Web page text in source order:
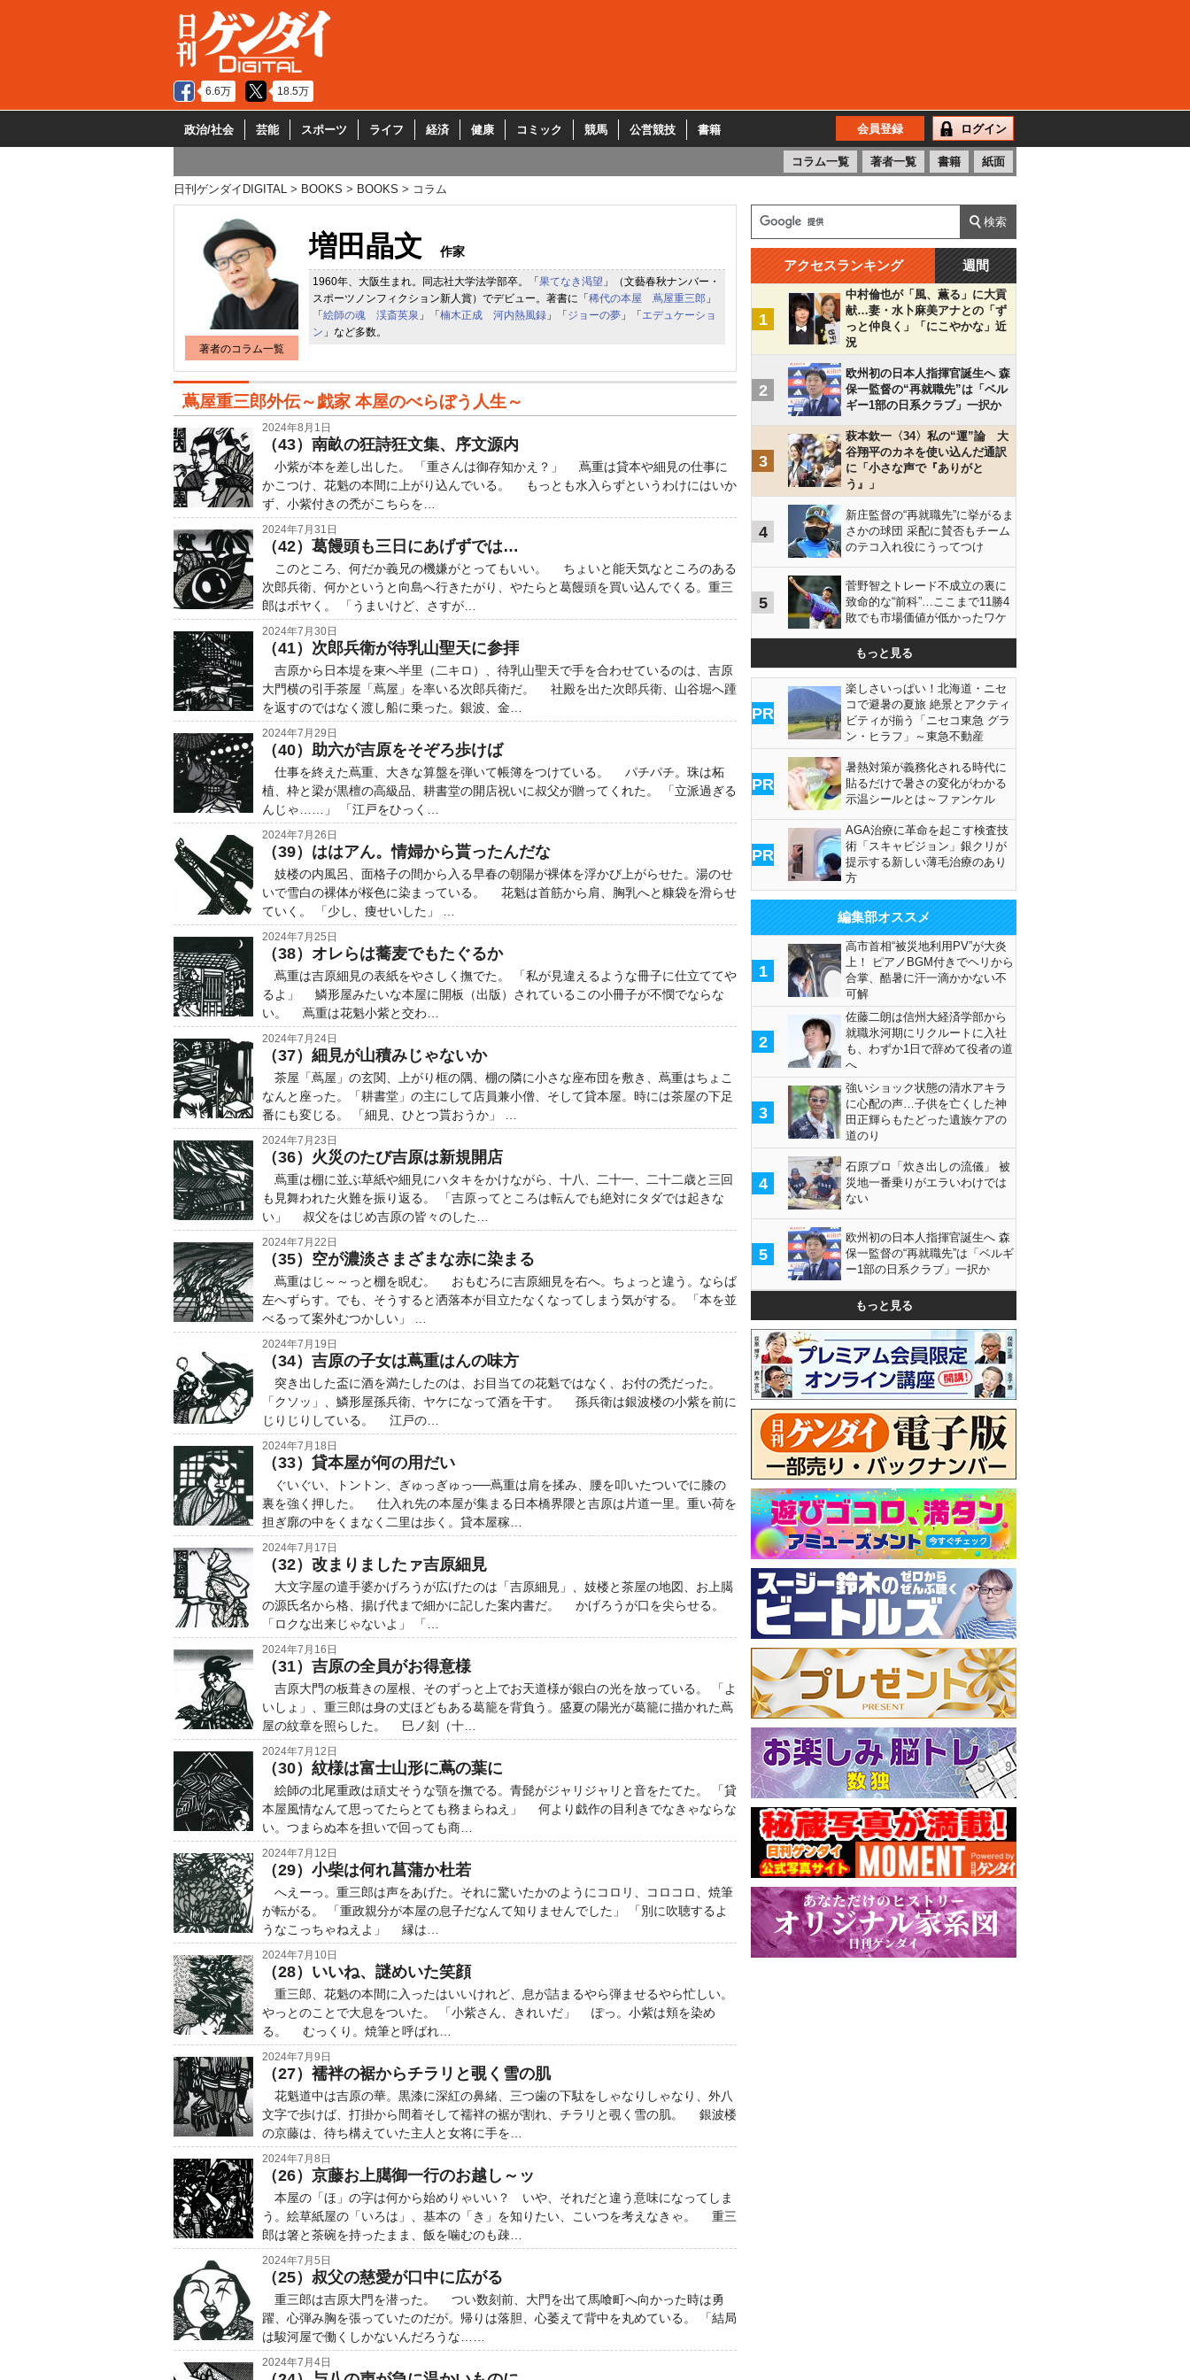
6.6万 18.5万
政治/社会 芸能 スポーツ ライフ 経済 健康 コミック 競馬 公営競技 書籍 会員登録 ログイン
コラム一覧 著者一覧 書籍 紙面
日刊ゲンダイDIGITAL BOOKS BOOKS コラム
著者のコラム一覧
増田晶文 作家
1960年、大阪生まれ。同志社大学法学部卒。「 果てなき渇望 」（文藝春秋ナンバー・
スポーツノンフィクション新人賞）でデビュー。著書に「 稀代の本屋 蔦屋重三郎 」
「 絵師の魂 渓斎英泉 」「 楠木正成 河内熱風録 」「 ジョーの夢 」「 エデュケーショ
ン 」など多数。
蔦屋重三郎外伝～戯家 本屋のべらぼう人生～
2024年8月1日
（43）南畝の狂詩狂文集、序文源内
小紫が本を差し出した。 「重さんは御存知かえ？」 蔦重は貸本や細見の仕事に
かこつけ、花魁の本間に上がり込んでいる。 もっとも水入らずというわけにはいか
ず、小紫付きの禿がこちらを…
2024年7月31日
（42）葛饅頭も三日にあげずでは…
このところ、何だか義兄の機嫌がとってもいい。 ちょいと能天気なところのある
次郎兵衛、何かというと向島へ行きたがり、やたらと葛饅頭を買い込んでくる。重三
郎はボヤく。 「うまいけど、さすが…
2024年7月30日
（41）次郎兵衛が待乳山聖天に参拝
吉原から日本堤を東へ半里（二キロ）、待乳山聖天で手を合わせているのは、吉原
大門横の引手茶屋「蔦屋」を率いる次郎兵衛だ。 社殿を出た次郎兵衛、山谷堀へ踵
を返すのではなく渡し船に乗った。銀波、金…
2024年7月29日
（40）助六が吉原をそぞろ歩けば
仕事を終えた蔦重、大きな算盤を弾いて帳簿をつけている。 パチパチ。珠は柘
植、枠と梁が黒檀の高級品、耕書堂の開店祝いに叔父が贈ってくれた。 「立派過ぎる
んじゃ……」 「江戸をひっく…
2024年7月26日
（39）ははアん。情婦から貰ったんだな
妓楼の内風呂、面格子の間から入る早春の朝陽が裸体を浮かび上がらせた。湯のせ
いで雪白の裸体が桜色に染まっている。 花魁は首筋から肩、胸乳へと糠袋を滑らせ
ていく。 「少し、痩せいした」 …
2024年7月25日
（38）オレらは蕎麦でもたぐるか
蔦重は吉原細見の表紙をやさしく撫でた。 「私が見違えるような冊子に仕立ててや
るよ」 鱗形屋みたいな本屋に開板（出版）されているこの小冊子が不憫でならな
い。 蔦重は花魁小紫と交わ…
2024年7月24日
（37）細見が山積みじゃないか
茶屋「蔦屋」の玄関、上がり框の隅、棚の隣に小さな座布団を敷き、蔦重はちょこ
なんと座った。「耕書堂」の主にして店員兼小僧、そして貸本屋。時には茶屋の下足
番にも変じる。 「細見、ひとつ貰おうか」 …
2024年7月23日
（36）火災のたび吉原は新規開店
蔦重は棚に並ぶ草紙や細見にハタキをかけながら、十八、二十一、二十二歳と三回
も見舞われた火難を振り返る。 「吉原ってところは転んでも絶対にタダでは起きな
い」 叔父をはじめ吉原の皆々のした…
2024年7月22日
（35）空が濃淡さまざまな赤に染まる
蔦重はじ～～っと棚を睨む。 おもむろに吉原細見を右へ。ちょっと違う。ならば
左へずらす。でも、そうすると洒落本が目立たなくなってしまう気がする。 「本を並
べるって案外むつかしい」 …
2024年7月19日
（34）吉原の子女は蔦重はんの味方
突き出した盃に酒を満たしたのは、お目当ての花魁ではなく、お付の禿だった。
「クソッ」、鱗形屋孫兵衛、ヤケになって酒を干す。 孫兵衛は銀波楼の小紫を前に
じりじりしている。 江戸の…
2024年7月18日
（33）貸本屋が何の用だい
ぐいぐい、トントン、ぎゅっぎゅっ──蔦重は肩を揉み、腰を叩いたついでに膝の
裏を強く押した。 仕入れ先の本屋が集まる日本橋界隈と吉原は片道一里。重い荷を
担ぎ廓の中をくまなく二里は歩く。貸本屋稼…
2024年7月17日
（32）改まりましたァ吉原細見
大文字屋の遣手婆かげろうが広げたのは「吉原細見」、妓楼と茶屋の地図、お上臈
の源氏名から格、揚げ代まで細かに記した案内書だ。 かげろうが口を尖らせる。
「ロクな出来じゃないよ」 「…
2024年7月16日
（31）吉原の全員がお得意様
吉原大門の板葺きの屋根、そのずっと上でお天道様が銀白の光を放っている。 「よ
いしょ」、重三郎は身の丈ほどもある葛籠を背負う。盛夏の陽光が葛籠に描かれた蔦
屋の紋章を照らした。 巳ノ刻（十…
2024年7月12日
（30）紋様は富士山形に蔦の葉に
絵師の北尾重政は頑丈そうな顎を撫でる。青髭がジャリジャリと音をたてた。 「貸
本屋風情なんて思ってたらとても務まらねえ」 何より戯作の目利きでなきゃならな
い。つまらぬ本を担いで回っても商…
2024年7月12日
（29）小柴は何れ菖蒲か杜若
へえーっ。重三郎は声をあげた。それに驚いたかのようにコロリ、コロコロ、焼筆
が転がる。 「重政親分が本屋の息子だなんて知りませんでした」 「別に吹聴するよ
うなこっちゃねえよ」 縁は…
2024年7月10日
（28）いいね、謎めいた笑顔
重三郎、花魁の本間に入ったはいいけれど、息が詰まるやら弾ませるやら忙しい。
やっとのことで大息をついた。 「小紫さん、きれいだ」 ぽっ。小紫は頬を染め
る。 むっくり。焼筆と呼ばれ…
2024年7月9日
（27）襦袢の裾からチラリと覗く雪の肌
花魁道中は吉原の華。黒漆に深紅の鼻緒、三つ歯の下駄をしゃなりしゃなり、外八
文字で歩けば、打掛から間着そして襦袢の裾が割れ、チラリと覗く雪の肌。 銀波楼
の京藤は、待ち構えていた主人と女将に手を…
2024年7月8日
（26）京藤お上臈御一行のお越し～ッ
本屋の「ほ」の字は何から始めりゃいい？ いや、それだと違う意味になってしま
う。絵草紙屋の「いろは」、基本の「き」を知りたい、こいつを考えなきゃ。 重三
郎は箸と茶碗を持ったまま、飯を噛むのも疎…
2024年7月5日
（25）叔父の慈愛が口中に広がる
重三郎は吉原大門を潜った。 つい数刻前、大門を出て馬喰町へ向かった時は勇
躍、心弾み胸を張っていたのだが。帰りは落胆、心萎えて背中を丸めている。 「結局
は駿河屋で働くしかないんだろうな……
2024年7月4日
アクセスランキング 週間
1
中村倫也が「風、薫る」に大貢
献…妻・水卜麻美アナとの「ず
っと仲良く」「にこやかな」近
況
2
欧州初の日本人指揮官誕生へ 森
保一監督の“再就職先”は「ベル
ギー1部の日系クラブ」一択か
3
萩本欽一〈34〉私の“運”論 大
谷翔平のカネを使い込んだ通訳
に「小さな声で『ありがと
う』」
4
新庄監督の“再就職先”に挙がるま
さかの球団 采配に賛否もチーム
のテコ入れ役にうってつけ
5
菅野智之トレード不成立の裏に
致命的な“前科”…ここまで11勝4
敗でも市場価値が低かったワケ
もっと見る
PR
楽しさいっぱい！北海道・ニセ
コで避暑の夏旅 絶景とアクティ
ビティが揃う「ニセコ東急 グラ
ン・ヒラフ」～東急不動産
PR
暑熱対策が義務化される時代に
貼るだけで暑さの変化がわかる
示温シールとは～ファンケル
PR
AGA治療に革命を起こす検査技
術「スキャビジョン」銀クリが
提示する新しい薄毛治療のあり
方
編集部オススメ
1
高市首相“被災地利用PV”が大炎
上！ ピアノBGM付きでヘリから
合掌、酷暑に汗一滴かかない不
可解
2
佐藤二朗は信州大経済学部から
就職氷河期にリクルートに入社
も、わずか1日で辞めて役者の道
へ
3
強いショック状態の清水アキラ
に心配の声…子供を亡くした神
田正輝らもたどった遺族ケアの
道のり
4
石原プロ「炊き出しの流儀」 被
災地一番乗りがエラいわけでは
ない
5
欧州初の日本人指揮官誕生へ 森
保一監督の“再就職先”は「ベルギ
ー1部の日系クラブ」一択か
もっと見る